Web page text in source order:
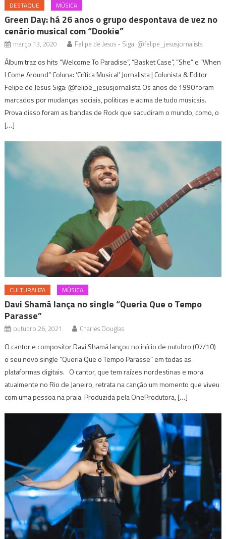
DESTAQUE MÚSICA
Green Day: há 26 anos o grupo despontava de vez no
cenário musical com “Dookie”
março 13, 2020 Felipe de Jesus - Siga: @felipe_jesusjornalista
Álbum traz os hits “Welcome To Paradise”, “Basket Case”, “She” e “When
I Come Around” Coluna: ‘Crítica Musical’ Jornalista | Colunista & Editor
Felipe de Jesus Siga: @felipe_jesusjornalista Os anos de 1990 foram
marcados por mudanças sociais, politicas e acima de tudo musicais.
Prova disso foram as bandas de Rock que sacudiram o mundo, como, o
[…]
CULTURALIZA MÚSICA
Davi Shamá lança no single “Queria Que o Tempo
Parasse”
outubro 26, 2021 Charles Douglas
O cantor e compositor Davi Shamá lançou no início de outubro (07/10)
o seu novo single “Queria Que o Tempo Parasse” em todas as
plataformas digitais. O cantor, que tem raízes nordestinas e mora
atualmente no Rio de Janeiro, retrata na canção um momento que viveu
com uma pessoa na praia. Produzida pela OneProdutora, […]